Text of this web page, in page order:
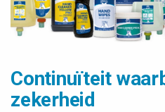
Continuïteit
zekerheid